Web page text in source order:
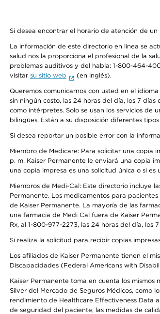
Si desea encontrar el horario de atención de
La información de este directorio en línea se
salud nos la proporciona el profesional de la
problemas auditivos y del habla: 1-800-464-
visitar su sitio web (en inglés).
Queremos comunicarnos con usted en el
sin ningún costo, las 24 horas del día, los 7
como intérpretes. Solo se usan los servicios
bilingües. Están a su disposición diferentes
Si desea reportar un posible error con la
Miembro de Medicare: Para solicitar una copia
p. m. Kaiser Permanente le enviará una copia
una copia impresa es una solicitud única o si
Miembros de Medi-Cal: Este directorio incluye
Permanente. Los medicamentos para
de Kaiser Permanente. La mayoría de las
una farmacia de Medi Cal fuera de Kaiser
Rx, al 1-800-977-2273, las 24 horas del día, los
Si realiza la solicitud para recibir copias
Los afiliados de Kaiser Permanente tienen el
Discapacidades (Federal Americans with
Kaiser Permanente toma en cuenta los
Silver del Mercado de Seguros Médicos, como
rendimiento de Healthcare Effectiveness Data
de seguridad del paciente, las medidas de